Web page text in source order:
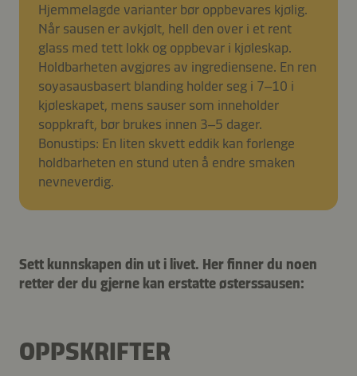
Hjemmelagde varianter bør oppbevares kjølig.
Når sausen er avkjølt, hell den over i et rent
glass med tett lokk og oppbevar i kjøleskap.
Holdbarheten avgjøres av ingrediensene. En ren
soyasausbasert blanding holder seg i 7–10 i
kjøleskapet, mens sauser som inneholder
soppkraft, bør brukes innen 3–5 dager.
Bonustips: En liten skvett eddik kan forlenge
holdbarheten en stund uten å endre smaken
nevneverdig.
Sett kunnskapen din ut i livet. Her finner du noen
retter der du gjerne kan erstatte østerssausen:
OPPSKRIFTER